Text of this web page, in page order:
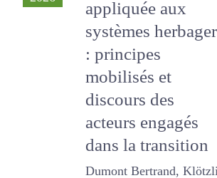
#265
L’agroécologie
appliquée aux
systèmes
herbagers :
principes mobilisés
et discours des
acteurs engagés
dans la transition